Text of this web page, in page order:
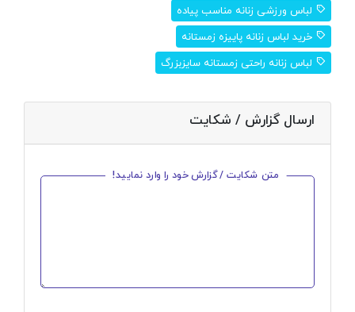
لباس ورزشی زنانه مناسب پیاده
خرید لباس زنانه پاییزه زمستانه
لباس زنانه راحتی زمستانه سایزبزرگ
ارسال گزارش / شکایت
متن شکایت / گزارش خود را وارد نمایید!